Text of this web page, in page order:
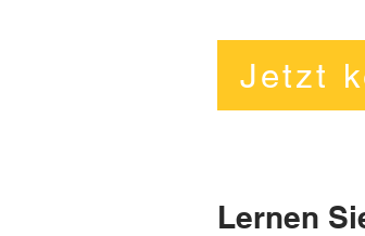
Jetzt
Lernen